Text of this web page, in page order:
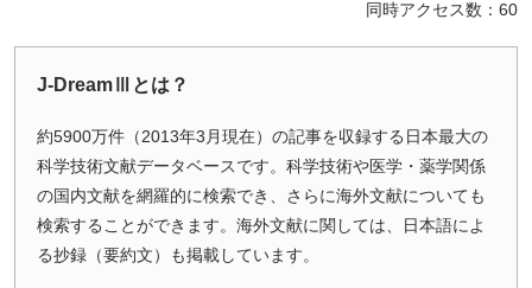
同時アクセス数：60
J-DreamⅢとは？
約5900万件（2013年3月現在）の記事を収録する日本最大の
科学技術文献データベースです。科学技術や医学・薬学関係
の国内文献を網羅的に検索でき、さらに海外文献についても
検索することができます。海外文献に関しては、日本語によ
る抄録（要約文）も掲載しています。